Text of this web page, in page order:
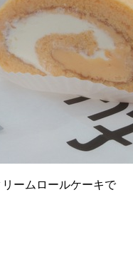
ームロールケーキで